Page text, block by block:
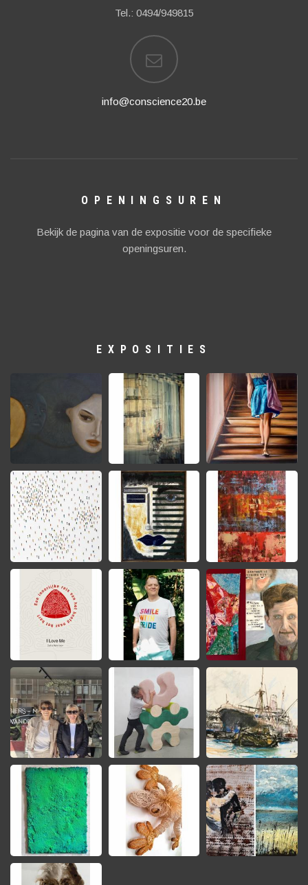
Tel.: 0494/949815
info@conscience20.be
OPENINGSUREN
Bekijk de pagina van de expositie voor de specifieke
openingsuren.
EXPOSITIES